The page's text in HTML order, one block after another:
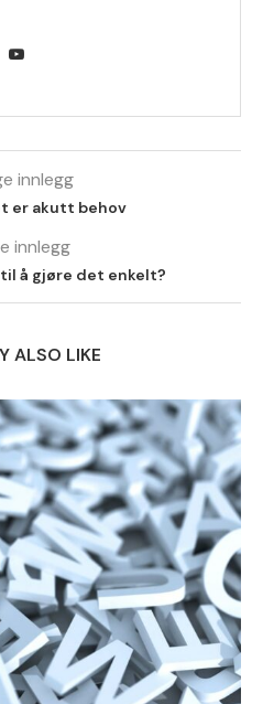
innlegg
er akutt behov
innlegg
å gjøre det enkelt?
ALSO LIKE